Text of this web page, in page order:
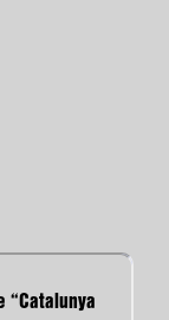
“Catalunya